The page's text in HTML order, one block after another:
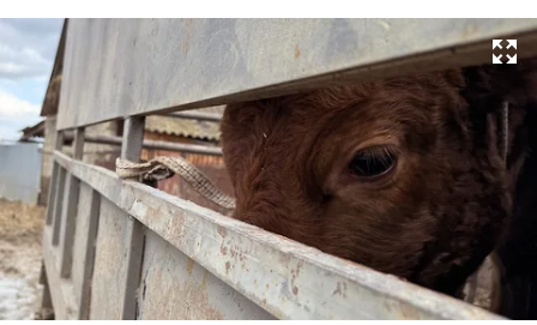
Развернуть